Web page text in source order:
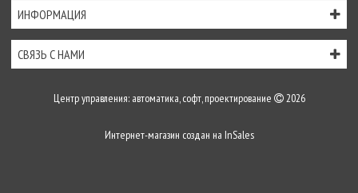
ИНФОРМАЦИЯ
СВЯЗЬ С НАМИ
Центр управления: автоматика, софт, проектирование 2026
Интернет-магазин создан на InSales